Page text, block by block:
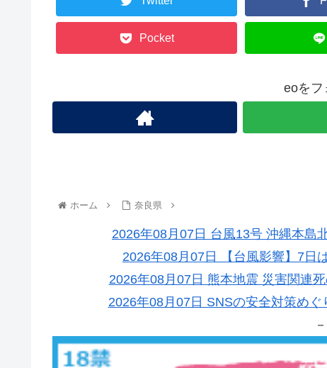
Pocket
eoをフ
ホーム 奈良県
2026年08月07日 台風13号 沖縄本島
2026年08月07日 【台風影響】7日
2026年08月07日 熊本地震 災害関連
2026年08月07日 SNSの安全対策め